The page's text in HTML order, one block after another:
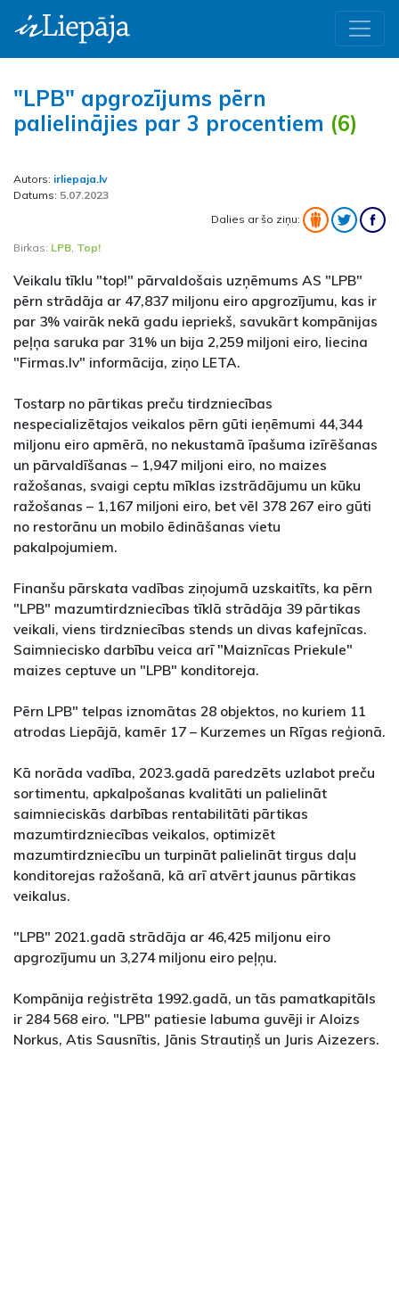
"LPB" apgrozījums pērn
palielinājies par 3 procentiem (6)
Autors: irliepaja.lv
Datums: 5.07.2023
Dalies ar šo ziņu:
Birkas: LPB Top!
Veikalu tīklu "top!" pārvaldošais uzņēmums AS "LPB"
pērn strādāja ar 47,837 miljonu eiro apgrozījumu, kas ir
par 3% vairāk nekā gadu iepriekš, savukārt kompānijas
peļņa saruka par 31% un bija 2,259 miljoni eiro, liecina
"Firmas.lv" informācija, ziņo LETA.
Tostarp no pārtikas preču tirdzniecības
nespecializētajos veikalos pērn gūti ieņēmumi 44,344
miljonu eiro apmērā, no nekustamā īpašuma izīrēšanas
un pārvaldīšanas – 1,947 miljoni eiro, no maizes
ražošanas, svaigi ceptu mīklas izstrādājumu un kūku
ražošanas – 1,167 miljoni eiro, bet vēl 378 267 eiro gūti
no restorānu un mobilo ēdināšanas vietu
pakalpojumiem.
Finanšu pārskata vadības ziņojumā uzskaitīts, ka pērn
"LPB" mazumtirdzniecības tīklā strādāja 39 pārtikas
veikali, viens tirdzniecības stends un divas kafejnīcas.
Saimniecisko darbību veica arī "Maiznīcas Priekule"
maizes ceptuve un "LPB" konditoreja.
Pērn LPB" telpas iznomātas 28 objektos, no kuriem 11
atrodas Liepājā, kamēr 17 – Kurzemes un Rīgas reģionā.
Kā norāda vadība, 2023.gadā paredzēts uzlabot preču
sortimentu, apkalpošanas kvalitāti un palielināt
saimnieciskās darbības rentabilitāti pārtikas
mazumtirdzniecības veikalos, optimizēt
mazumtirdzniecību un turpināt palielināt tirgus daļu
konditorejas ražošanā, kā arī atvērt jaunus pārtikas
veikalus.
"LPB" 2021.gadā strādāja ar 46,425 miljonu eiro
apgrozījumu un 3,274 miljonu eiro peļņu.
Kompānija reģistrēta 1992.gadā, un tās pamatkapitāls
ir 284 568 eiro. "LPB" patiesie labuma guvēji ir Aloizs
Norkus, Atis Sausnītis, Jānis Strautiņš un Juris Aizezers.